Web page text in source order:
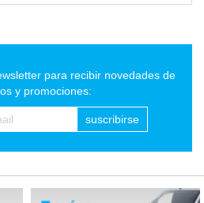
para recibir novedades de
y promociones:
suscribirse